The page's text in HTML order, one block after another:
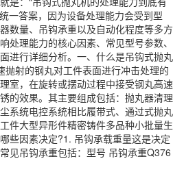
一答案，因为设备处理能力会受到型
数量、吊钩承重以及自动化程度等多方
处理能力的核心因素、常见型号参数、
进行详细分析。一、什么是吊钩式抛丸
射的钢丸对工件表面进行冲击处理的
室，在旋转或摆动过程中接受钢丸高速
的效果。其主要组成包括：抛丸器清理
系统电控系统相比履带式、通过式抛丸
件大型异形件精密铸件多品种小批量生
些因素决定?1. 吊钩承载重量这是决定
见吊钩承重包括：型号 吊钩承重Q376